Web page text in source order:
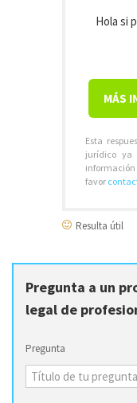
Hola si
MÁS
Esta
jurídico ya
favor
Resulta útil
Pregunta a un
legal de
Pregunta